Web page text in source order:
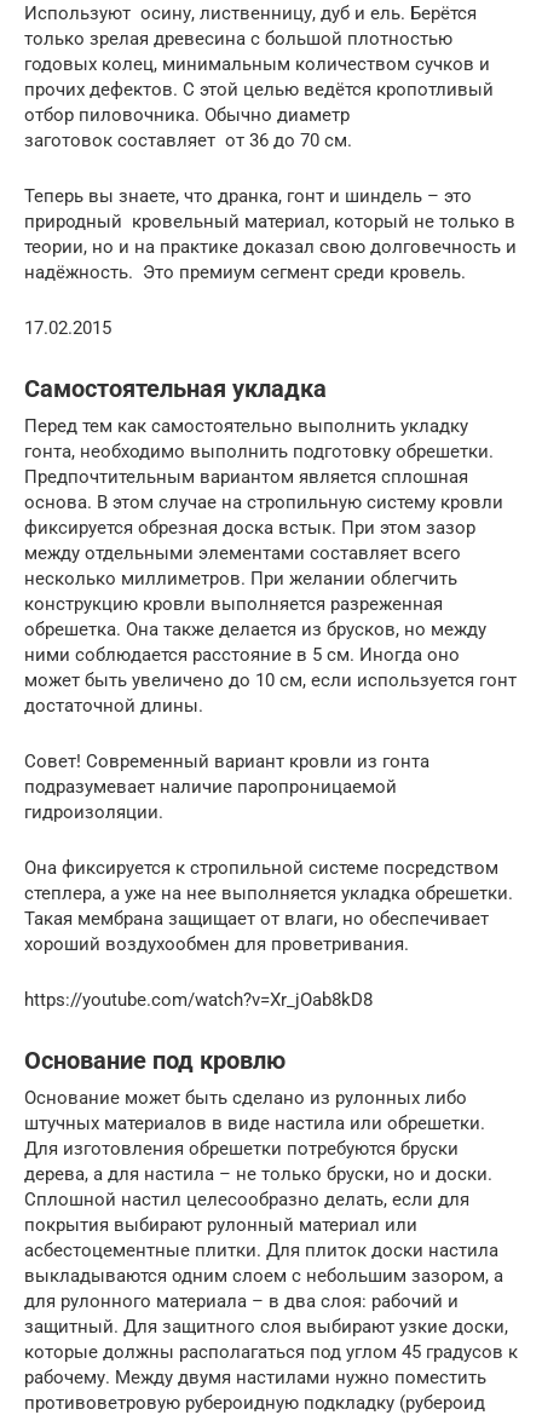
Используют осину, лиственницу, дуб и ель. Берётся
только зрелая древесина с большой плотностью
годовых колец, минимальным количеством сучков и
прочих дефектов. С этой целью ведётся кропотливый
отбор пиловочника. Обычно диаметр
заготовок составляет от 36 до 70 см.
Теперь вы знаете, что дранка, гонт и шиндель – это
природный кровельный материал, который не только в
теории, но и на практике доказал свою долговечность и
надёжность. Это премиум сегмент среди кровель.
17.02.2015
Самостоятельная укладка
Перед тем как самостоятельно выполнить укладку
гонта, необходимо выполнить подготовку обрешетки.
Предпочтительным вариантом является сплошная
основа. В этом случае на стропильную систему кровли
фиксируется обрезная доска встык. При этом зазор
между отдельными элементами составляет всего
несколько миллиметров. При желании облегчить
конструкцию кровли выполняется разреженная
обрешетка. Она также делается из брусков, но между
ними соблюдается расстояние в 5 см. Иногда оно
может быть увеличено до 10 см, если используется гонт
достаточной длины.
Совет! Современный вариант кровли из гонта
подразумевает наличие паропроницаемой
гидроизоляции.
Она фиксируется к стропильной системе посредством
степлера, а уже на нее выполняется укладка обрешетки.
Такая мембрана защищает от влаги, но обеспечивает
хороший воздухообмен для проветривания.
https://youtube.com/watch?v=Xr_jOab8kD8
Основание под кровлю
Основание может быть сделано из рулонных либо
штучных материалов в виде настила или обрешетки.
Для изготовления обрешетки потребуются бруски
дерева, а для настила – не только бруски, но и доски.
Сплошной настил целесообразно делать, если для
покрытия выбирают рулонный материал или
асбестоцементные плитки. Для плиток доски настила
выкладываются одним слоем с небольшим зазором, а
для рулонного материала – в два слоя: рабочий и
защитный. Для защитного слоя выбирают узкие доски,
которые должны располагаться под углом 45 градусов к
рабочему. Между двумя настилами нужно поместить
противоветровую рубероидную подкладку (рубероид